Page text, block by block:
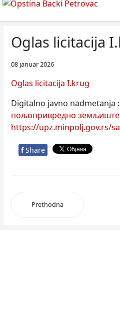
Oglas licitacija
08 januar 2026
Oglas licitacija I.krug
Digitalno javno nadmetanja :
пољопривредно земљиште
https://upz.minpolj.gov.rs/
f Share
Prethodna